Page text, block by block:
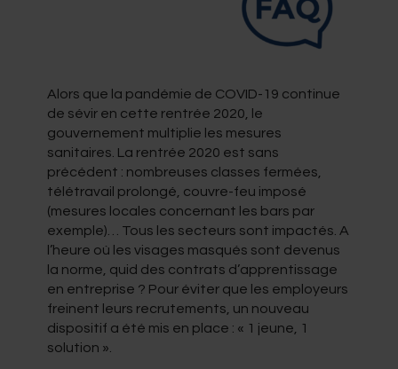
Alors que la pandémie de COVID-19 continue
de sévir en cette rentrée 2020, le
gouvernement multiplie les mesures
sanitaires. La rentrée 2020 est sans
précédent : nombreuses classes fermées,
télétravail prolongé, couvre-feu imposé
(mesures locales concernant les bars par
exemple)… Tous les secteurs sont impactés. A
l’heure où les visages masqués sont devenus
la norme, quid des contrats d’apprentissage
en entreprise ? Pour éviter que les employeurs
freinent leurs recrutements, un nouveau
dispositif a été mis en place : « 1 jeune, 1
solution ».